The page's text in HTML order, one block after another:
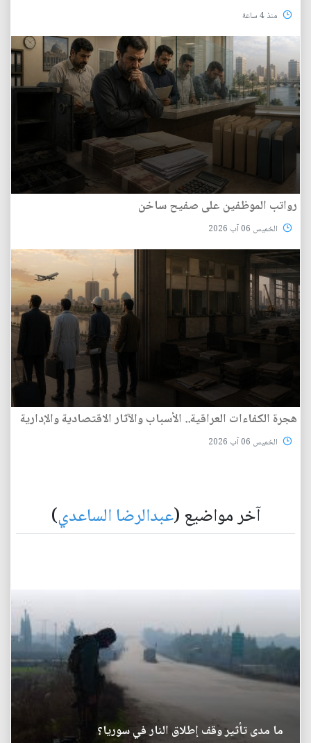
منذ 4 ساعة
رواتب الموظفين على صفيح ساخن
الخميس 06 آب 2026
هجرة الكفاءات العراقية.. الأسباب والآثار الاقتصادية والإدارية
الخميس 06 آب 2026
آخر مواضيع (عبدالرضا الساعدي)
ما مدى تأثير وقف إطلاق النار في سوريا؟